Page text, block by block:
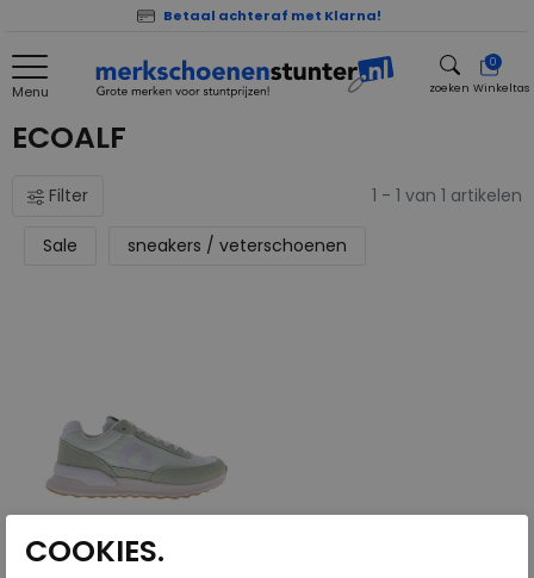
Betaal achteraf met Klarna!
Menu zoeken
0
Winkeltas
ECOALF
Filter 1 - 1 van 1 artikelen
Sale sneakers / veterschoenen
COOKIES.